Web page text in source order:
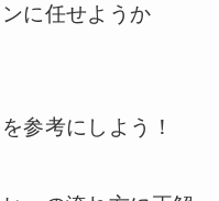
に任せようか
参考にしよう！